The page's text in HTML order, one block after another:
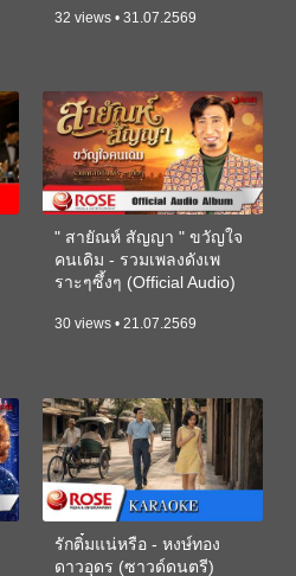
32 views • 31.07.2569
" สายัณห์ สัญญา " ขวัญใจ
คนเดิม - รวมเพลงดังเพ
ราะๆซึ้งๆ (Official Audio)
30 views • 21.07.2569
รักติ๋มแน่หรือ - หงษ์ทอง
ดาวอุดร (ซาวด์ดนตรี)